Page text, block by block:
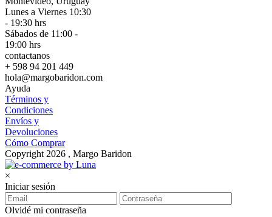
Lunes a Viernes 10:30
- 19:30 hrs
Sábados de 11:00 -
19:00 hrs
contactanos
+ 598 94 201 449
hola@margobaridon.com
Ayuda
Términos y
Condiciones
Envíos y
Devoluciones
Cómo Comprar
Copyright 2026 , Margo Baridon
×
Iniciar sesión
Olvidé mi contraseña